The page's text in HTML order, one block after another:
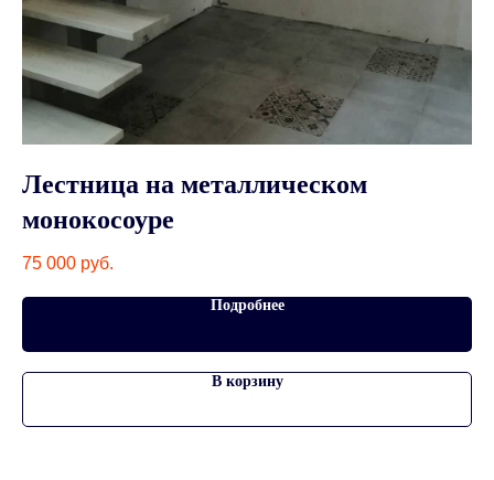
Лестница на металлическом
монокосоуре
75 000 руб.
Подробнее
В корзину